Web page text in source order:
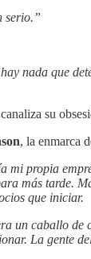
serio.”
nada que
su
, la enmarca
mi propia
más tarde.
que iniciar.
un caballo
La gente